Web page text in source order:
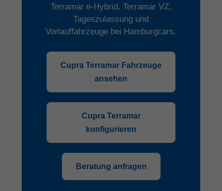
Terramar e-Hybrid, Terramar VZ,
Tageszulassung und
Vorlauffahrzeuge bei Hamburgcars.
Cupra Terramar Fahrzeuge
ansehen
Cupra Terramar
konfigurieren
Beratung anfragen